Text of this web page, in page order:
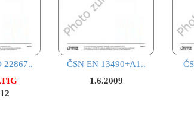
22867..
ČSN EN 13490+A1..
1.6.2009